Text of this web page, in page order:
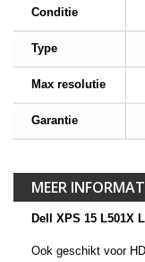
Conditie
Type
Max resolutie
Garantie
MEER
Dell XPS 15 L501X
Ook geschikt voor